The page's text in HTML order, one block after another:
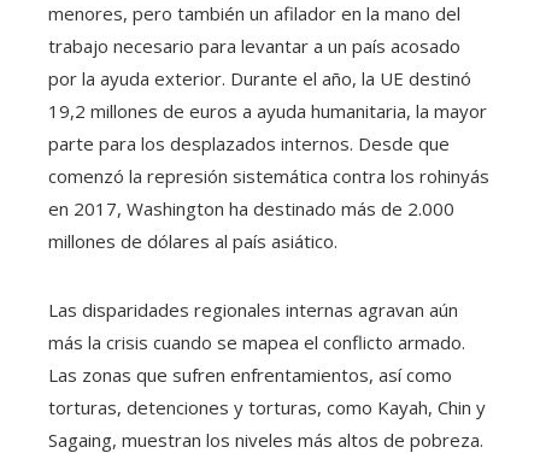
menores, pero también un afilador en la mano del
trabajo necesario para levantar a un país acosado
por la ayuda exterior. Durante el año, la UE destinó
19,2 millones de euros a ayuda humanitaria, la mayor
parte para los desplazados internos. Desde que
comenzó la represión sistemática contra los rohinyás
en 2017, Washington ha destinado más de 2.000
millones de dólares al país asiático.
Las disparidades regionales internas agravan aún
más la crisis cuando se mapea el conflicto armado.
Las zonas que sufren enfrentamientos, así como
torturas, detenciones y torturas, como Kayah, Chin y
Sagaing, muestran los niveles más altos de pobreza.